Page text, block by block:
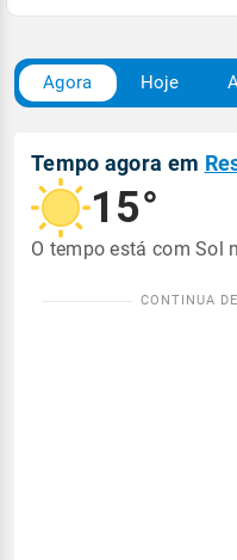
Agora Hoje
Tempo agora em
15°
O tempo está com Sol